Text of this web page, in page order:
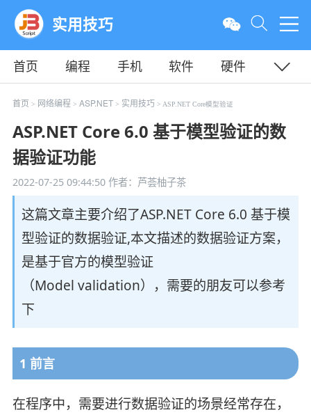
实用技巧
首页 编程 手机 软件
硬件
教程
平面 服务器
首页 > 网络编程 > ASP.NET > 实用技巧 > ASP.NET Core模型验证
ASP.NET Core 6.0 基于模型验证的数
据验证功能
2022-07-25 09:44:50作者：芦荟柚子茶
这篇文章主要介绍了ASP.NET Core 6.0 基于模
型验证的数据验证,本文描述的数据验证方案，
是基于官方的模型验证
（Model validation），需要的朋友可以参考
下
1 前言
在程序中，需要进行数据验证的场景经常存在，